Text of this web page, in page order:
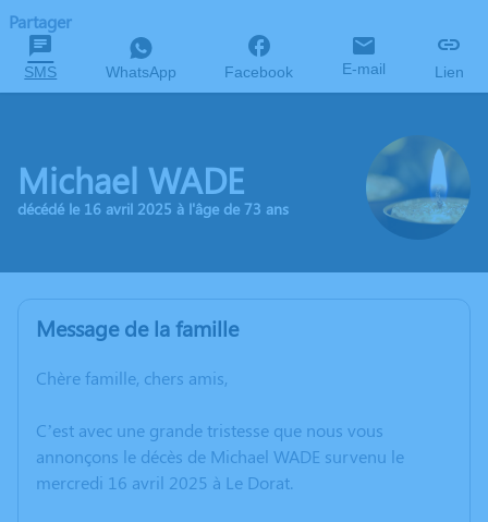
Partager
SMS WhatsApp Facebook E-mail Lien
Michael WADE
décédé le 16 avril 2025 à l'âge de 73 ans
Message de la famille
Chère famille, chers amis,
C’est avec une grande tristesse que nous vous
annonçons le décès de Michael WADE survenu le
mercredi 16 avril 2025 à Le Dorat.